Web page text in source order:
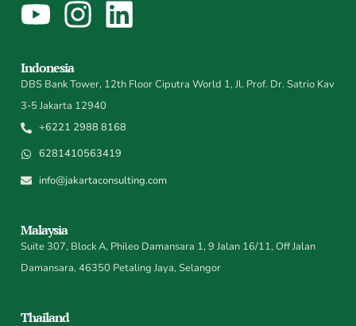
Indonesia
DBS Bank Tower, 12th Floor Ciputra World 1, Jl. Prof. Dr. Satrio Kav
3-5 Jakarta 12940
+6221 2988 8168
6281410563419
info@jakartaconsulting.com
Malaysia
Suite 307, Block A, Phileo Damansara 1, 9 Jalan 16/11, Off Jalan
Damansara, 46350 Petaling Jaya, Selangor
Thailand